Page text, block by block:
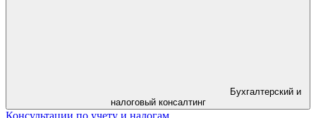
налоговый консалтинг
Консультации по учету и налогам